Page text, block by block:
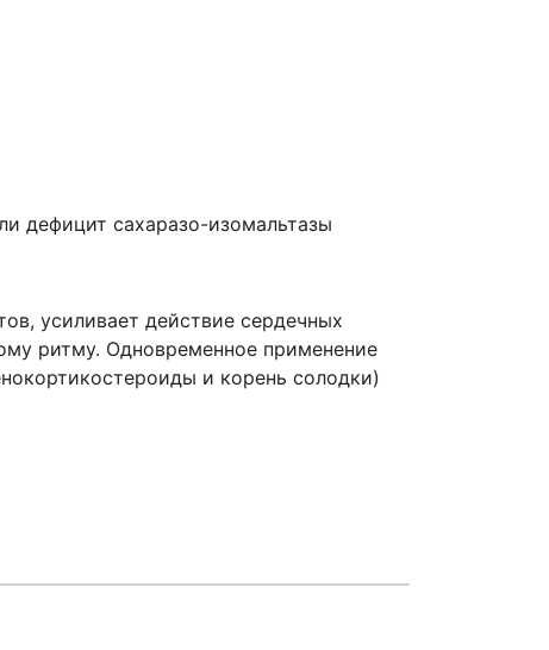
дефицит сахаразо-изомальтазы
усиливает действие сердечных
ритму. Одновременное применение
и корень солодки)